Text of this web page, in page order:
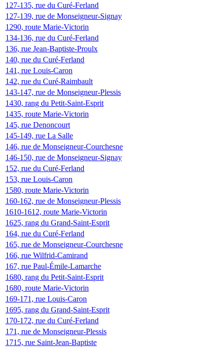
127-135, rue du Curé-Ferland
127-139, rue de Monseigneur-Signay
1290, route Marie-Victorin
134-136, rue du Curé-Ferland
136, rue Jean-Baptiste-Proulx
140, rue du Curé-Ferland
141, rue Louis-Caron
142, rue du Curé-Raimbault
143-147, rue de Monseigneur-Plessis
1430, rang du Petit-Saint-Esprit
1435, route Marie-Victorin
145, rue Denoncourt
145-149, rue La Salle
146, rue de Monseigneur-Courchesne
146-150, rue de Monseigneur-Signay
152, rue du Curé-Ferland
153, rue Louis-Caron
1580, route Marie-Victorin
160-162, rue de Monseigneur-Plessis
1610-1612, route Marie-Victorin
1625, rang du Grand-Saint-Esprit
164, rue du Curé-Ferland
165, rue de Monseigneur-Courchesne
166, rue Wilfrid-Camirand
167, rue Paul-Émile-Lamarche
1680, rang du Petit-Saint-Esprit
1680, route Marie-Victorin
169-171, rue Louis-Caron
1695, rang du Grand-Saint-Esprit
170-172, rue du Curé-Ferland
171, rue de Monseigneur-Plessis
1715, rue Saint-Jean-Baptiste